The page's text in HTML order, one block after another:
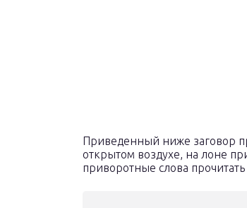
Приведенный ниже заговор
открытом воздухе, на лоне
приворотные слова